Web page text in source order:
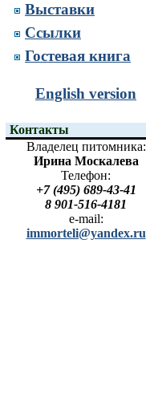
Выставки
Ссылки
Гостевая книга
English version
Контакты
Владелец питомника:
Ирина Москалева
Телефон:
+7 (495) 689-43-41
8 901-516-4181
e-mail:
immorteli@yandex.ru